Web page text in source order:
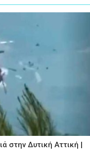
στην Δυτική Αττική |